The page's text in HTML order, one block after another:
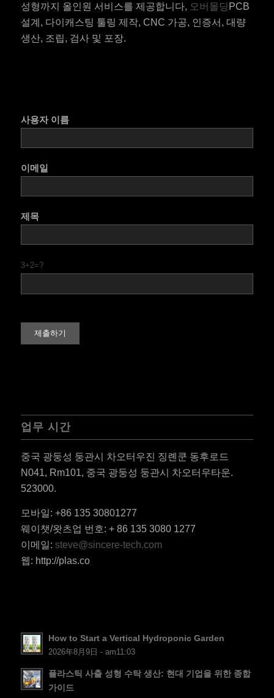
성형까지 올인원 서비스를 제공합니다, 오버몰딩 PCB
설계, 다이캐스팅 툴링 제작, CNC 가공, 인증서, 대량
생산, 조립, 검사 및 포장.
사용자 이름
이메일
제목
3+2=?
업무 시간
중국 광둥성 둥관시 차오터우진 징롄쿤 동후로드
N041, Rm101, 중국 광둥성 둥관시 차오터우타운.
523000.
모바일: +86 135 30801277
웨이챗/왓츠업 번호: + 86 135 3080 1277
이메일: steve@sincere-tech.com
웹: http://plas.co
How to Start a Vertical Hydroponic Garden
2026年8月9日 - am11:03
플라스틱 사출 성형 수탁 생산: 현대 기업을 위한 종합
가이드
PT
DA
SV
HU